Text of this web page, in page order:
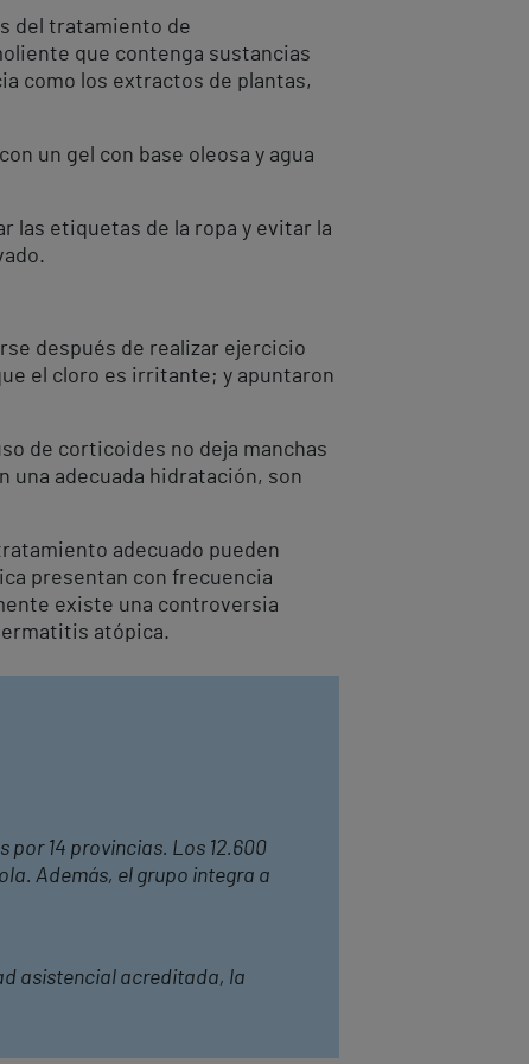
del tratamiento de
que contenga sustancias
como los extractos de plantas,
un gel con base oleosa y agua
las etiquetas de la ropa y evitar la
después de realizar ejercicio
el cloro es irritante; y apuntaron
de corticoides no deja manchas
una adecuada hidratación, son
adecuado pueden
presentan con frecuencia
existe una controversia
atópica.
por 14 provincias. Los 12.600
Además, el grupo integra a
asistencial acreditada, la